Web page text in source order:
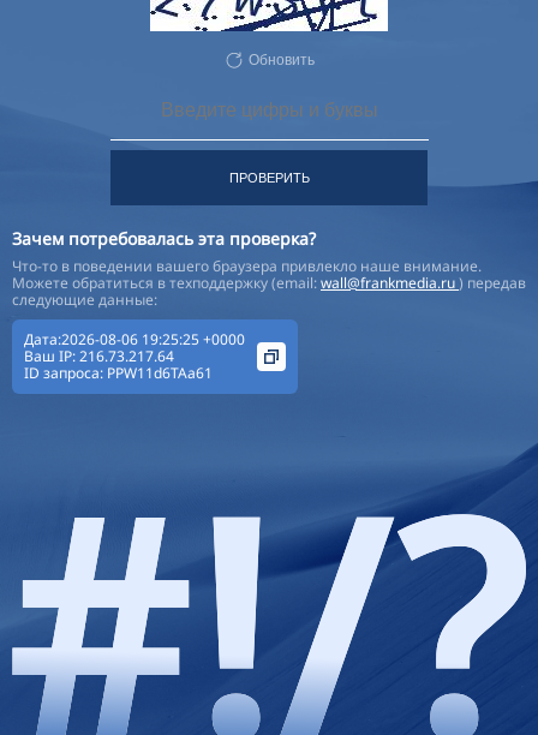
Обновить
ПРОВЕРИТЬ
Зачем потребовалась эта проверка?
Что-то в поведении вашего браузера привлекло наше внимание.
Можете обратиться в техподдержку (email:wall@frankmedia.ru) передав
следующие данные:
Дата:2026-08-06 19:25:25 +0000
Ваш IP:216.73.217.64
ID запроса: PPW11d6TAa61